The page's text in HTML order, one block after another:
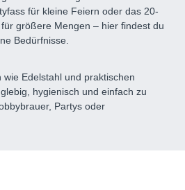
für kleine Feiern oder das 20-
größere Mengen – hier findest du
Bedürfnisse.
Edelstahl und praktischen
hygienisch und einfach zu
Partys oder